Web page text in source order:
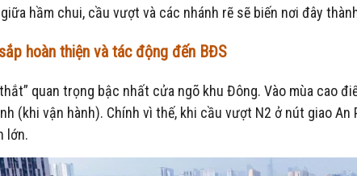
hầm chui, cầu vượt và các nhánh rẽ sẽ biến nơi đây
hoàn thiện và tác động đến BĐS
quan trọng bậc nhất cửa ngõ khu Đông. Vào mùa cao
(khi vận hành). Chính vì thế, khi cầu vượt N2 ở nút giao
lớn.